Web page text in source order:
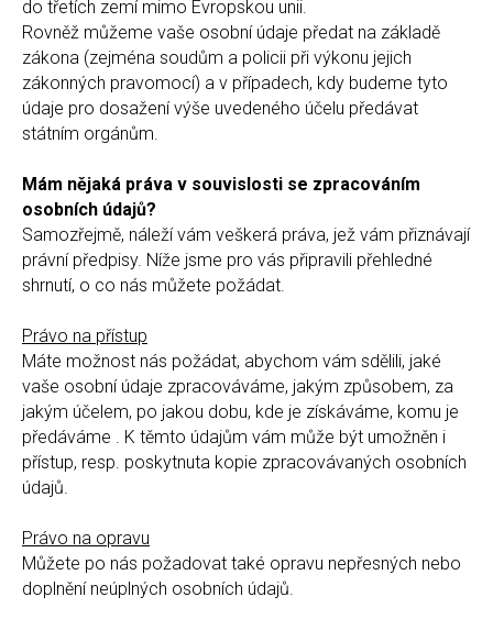
do třetích zemí mimo Evropskou unii.
Rovněž můžeme vaše osobní údaje předat na základě
zákona (zejména soudům a policii při výkonu jejich
zákonných pravomocí) a v případech, kdy budeme tyto
údaje pro dosažení výše uvedeného účelu předávat
státním orgánům.
Mám nějaká práva v souvislosti se zpracováním
osobních údajů?
Samozřejmě, náleží vám veškerá práva, jež vám přiznávají
právní předpisy. Níže jsme pro vás připravili přehledné
shrnutí, o co nás můžete požádat.
Právo na přístup
Máte možnost nás požádat, abychom vám sdělili, jaké
vaše osobní údaje zpracováváme, jakým způsobem, za
jakým účelem, po jakou dobu, kde je získáváme, komu je
předáváme . K těmto údajům vám může být umožněn i
přístup, resp. poskytnuta kopie zpracovávaných osobních
údajů.
Právo na opravu
Můžete po nás požadovat také opravu nepřesných nebo
doplnění neúplných osobních údajů.